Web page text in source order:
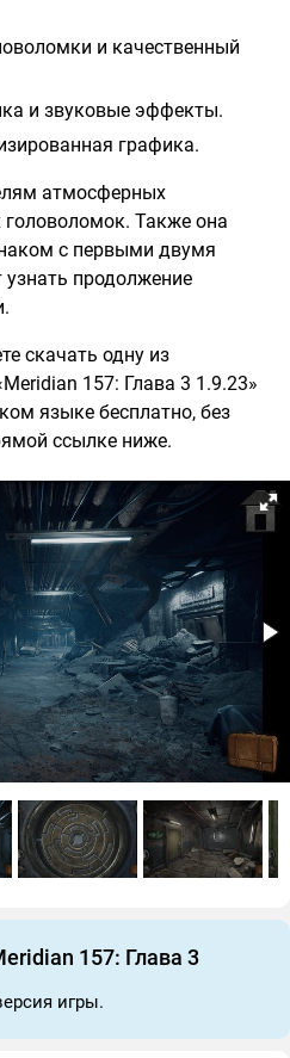
и качественный
и звуковые эффекты.
графика.
атмосферных
Также она
с первыми двумя
продолжение
скачать одну из
157: Глава 3 1.9.23»
языке бесплатно, без
ссылке ниже.
157: Глава 3
игры.